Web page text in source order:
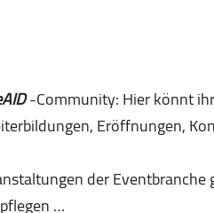
-Community: Hier könnt ihr
Eröffnungen,
der
…